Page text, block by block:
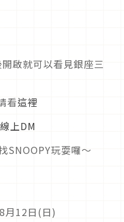
啟就可以看見銀座三
看這裡
線上DM
SNOOPY玩耍囉～
月12日(日)